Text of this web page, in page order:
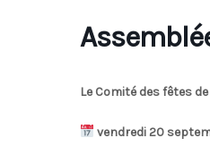
Le Comité des fêtes
vendredi 20